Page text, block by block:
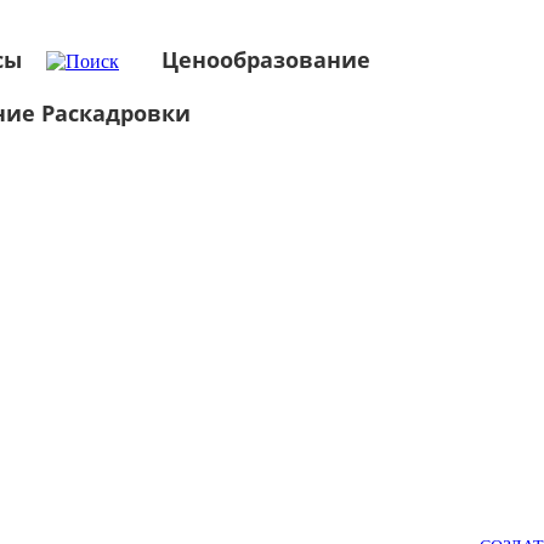
Ценообразование
Раскадровки